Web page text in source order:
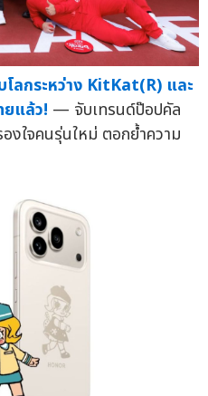
ลกระหว่าง KitKat(R) และ
แล้ว! — จับเทรนด์ป๊อปคัล
งใจคนรุ่นใหม่ ตอกย้ำความ